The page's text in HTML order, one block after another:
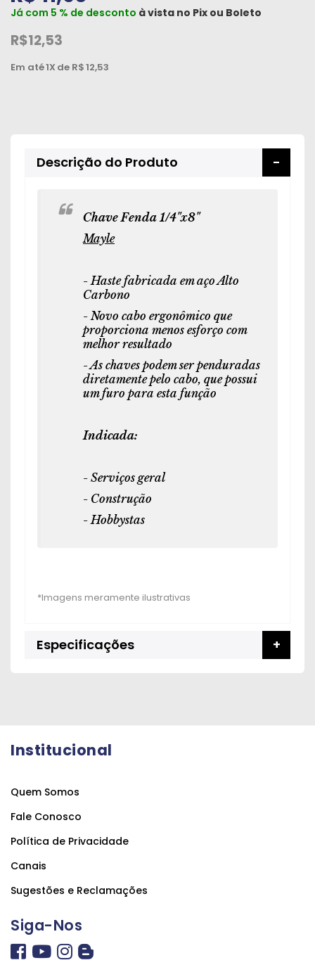
e
Já com 5 % de desconto à vista no Pix ou Boleto
R$12,53
Em até1X de R$12,53
Descrição do Produto
Chave Fenda 1/4"x8"
Mayle
- Haste fabricada em aço Alto
Carbono
- Novo cabo ergonômico que
proporciona menos esforço com
melhor resultado
- As chaves podem ser penduradas
diretamente pelo cabo, que possui
um furo para esta função
Indicada:
- Serviços geral
- Construção
- Hobbystas
Especificações
Institucional
Quem Somos
Fale Conosco
Política de Privacidade
Canais
Sugestões e Reclamações
Siga-Nos